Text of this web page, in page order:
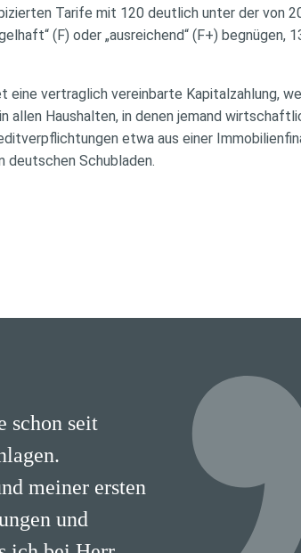
Tarife mit 120 deutlich unter der von
(F) oder „ausreichend“ (F+) begnügen,
eine vertraglich vereinbarte Kapitalzahlung,
allen Haushalten, in denen jemand
etwa aus einer
deutschen Schubladen.
schon seit
meiner ersten
und